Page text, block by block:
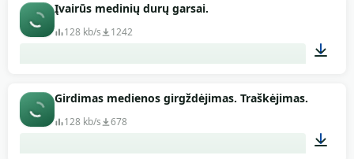
Įvairūs medinių durų garsai.
128 kb/s 1242
00:30
Girdimas medienos girgždėjimas. Traškėjimas.
128 kb/s 678